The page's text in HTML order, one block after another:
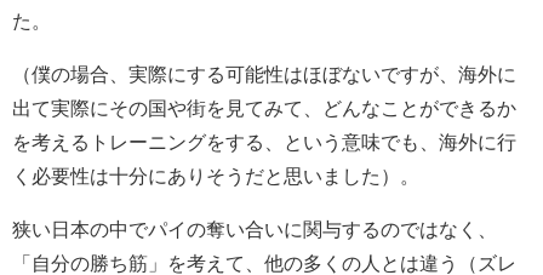
た。
（僕の場合、実際にする可能性はほぼないですが、海外に
出て実際にその国や街を見てみて、どんなことができるか
を考えるトレーニングをする、という意味でも、海外に行
く必要性は十分にありそうだと思いました）。
狭い日本の中でパイの奪い合いに関与するのではなく、
「自分の勝ち筋」を考えて、他の多くの人とは違う（ズレ